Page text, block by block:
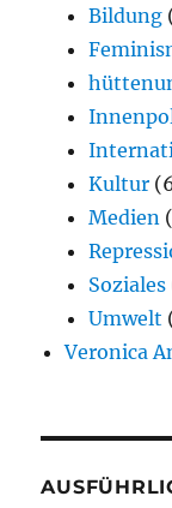
Bildung
Kultur
Medien
Soziales
Umwelt
Veronica